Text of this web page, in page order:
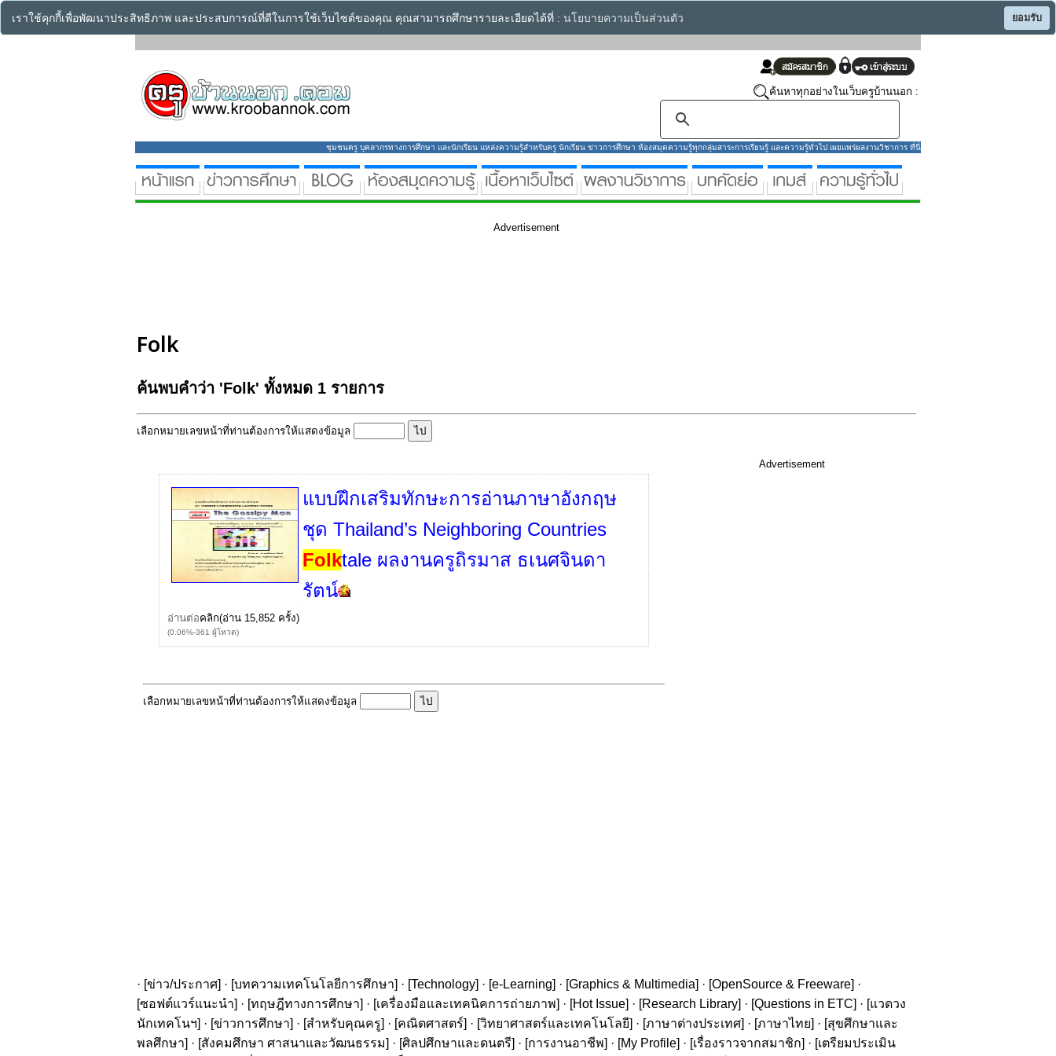
เราใช้คุกกี้เพื่อพัฒนาประสิทธิภาพ และประสบการณ์ที่ดีในการใช้เว็บไซต์ของคุณ คุณสามารถศึกษารายละเอียดได้ที่ : นโยบายความเป็นส่วนตัว ยอมรับ
ค้นหาทุกอย่างในเว็บครูบ้านนอก :
ชุมชนครู บุคลากรทางการศึกษา และนักเรียน แหล่งความรู้สำหรับครู นักเรียน ข่าวการศึกษา ห้องสมุดความรู้ทุกกลุ่มสาระการเรียนรู้ และความรู้ทั่วไป เผยแพร่ผลงานวิชาการ ที่นี่
Advertisement
Folk
ค้นพบคำว่า 'Folk' ทั้งหมด 1 รายการ
เลือกหมายเลขหน้าที่ท่านต้องการให้แสดงข้อมูล
แบบฝึกเสริมทักษะการอ่านภาษาอังกฤษ
ชุด Thailand’s Neighboring Countries
Folktale ผลงานครูถิรมาส ธเนศจินดา
รัตน์
อ่านต่อคลิก(อ่าน 15,852 ครั้ง)
(0.06%-361 ผู้โหวต)
เลือกหมายเลขหน้าที่ท่านต้องการให้แสดงข้อมูล
Advertisement
· [ข่าว/ประกาศ] · [บทความเทคโนโลยีการศึกษา] · [Technology] · [e-Learning] · [Graphics & Multimedia] · [OpenSource & Freeware] ·
[ซอฟต์แวร์แนะนำ] · [ทฤษฎีทางการศึกษา] · [เครื่องมือและเทคนิคการถ่ายภาพ] · [Hot Issue] · [Research Library] · [Questions in ETC] · [แวดวง
นักเทคโนฯ] · [ข่าวการศึกษา] · [สำหรับคุณครู] · [คณิตศาสตร์] · [วิทยาศาสตร์และเทคโนโลยี] · [ภาษาต่างประเทศ] · [ภาษาไทย] · [สุขศึกษาและ
พลศึกษา] · [สังคมศึกษา ศาสนาและวัฒนธรรม] · [ศิลปศึกษาและดนตรี] · [การงานอาชีพ] · [My Profile] · [เรื่องราวจากสมาชิก] · [เตรียมประเมิน